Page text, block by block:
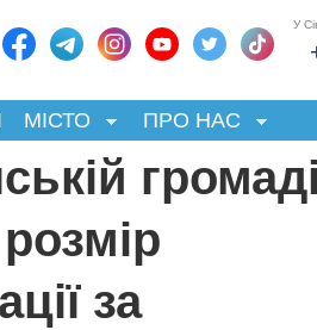
У
МІСТО ПРО НАС
за